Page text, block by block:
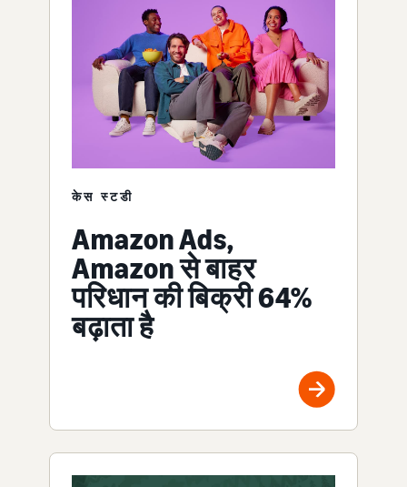
केस स्टडी
Amazon Ads,
Amazon से बाहर
परिधान की बिक्री 64%
बढ़ाता है